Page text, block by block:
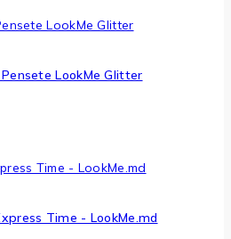
LookMe Glitter
Time - LookMe.md